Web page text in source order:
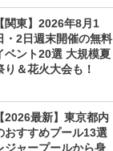
【関東】2026年8月1
・2日週末開催の無料
ベント20選 大規模夏
り＆花火大会も！
【2026最新】東京都内
おすすめプール13選
ジャープールから身